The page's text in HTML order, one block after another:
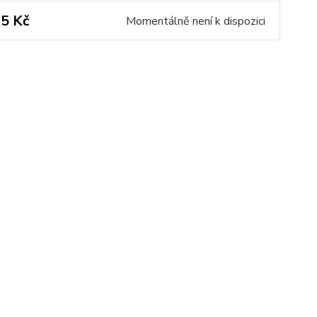
Kč Momentálně není k dispozici